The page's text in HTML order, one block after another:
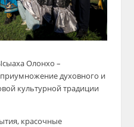
Олонхо –
духовного и
культурной традиции
красочные